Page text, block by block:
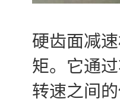
硬齿面减
矩。它通
转速之间